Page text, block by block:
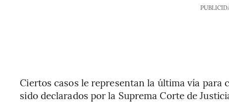
Ciertos casos le representan la última vía
sido declarados por la Suprema Corte de